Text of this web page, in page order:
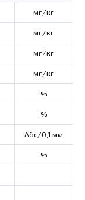
мг/кг
мг/кг
мг/кг
мг/кг
%
%
Абс/0,1 мм
%